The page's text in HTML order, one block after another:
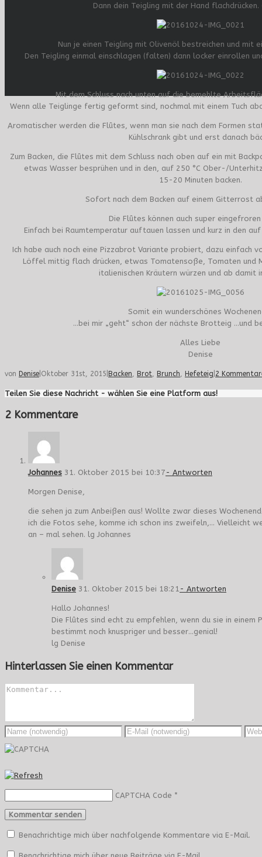
Dann dein Teigling mit der Hand flachdrücken.
Nun je einen Teigling mit Olivenöl bestreichen und mit
Den Teigling einmal einschlagen (falten) dann locker einrollen
Mit dem Schluss nach unten auf die bemehlte
Wenn alle Teiglinge fertig geformt sind, nochmal mit einem Tuch
Aromatischer werden die Flûtes, wenn man sie nach dem Formen
Kühlschrank gibt und erst danach
Zum Backen, die Flûtes mit dem Schluss nach oben auf ein mit
etwas Wasser besprühen und in den, auf 250 °C Ober-/
15-20 Minuten backen.
Sofort nach dem Backen auf einem Gitterrost
Die Flûtes können auch super
Einfach bei Raumtemperatur auftauen lassen und kurz in den
Ich habe auch noch eine Pizzabrot Variante probiert, dazu einfach
Löffel mittig flach drücken, etwas Tomatensoße, Tomaten und
italienischen Kräutern würzen und ab damit
Somit ein wunderschönes
…bei mir „geht“ schon der nächste Brotteig …und
Alles Liebe
Denise
von Denise Oktober 31st, 2015 Backen, Brot, Brunch, Hefeteig 2
Teilen Sie diese Nachricht - wählen Sie eine Platform aus!
2 Kommentare
Johannes 31. Oktober 2015 bei 10:37 - Antworten
Morgen Denise,
die sehen ja zum Anbeißen aus! Wollte zwar dieses
ich die Fotos sehe, komme ich schon ins zweifeln,… Vielleicht
an – mal sehen. lg Johannes
Denise 31. Oktober 2015 bei 18:21 - Antworten
Hallo Johannes!
Die Flûtes sind echt zu empfehlen, wenn du sie in einem
bestimmt noch knuspriger und besser…genial!
lg Denise
Hinterlassen Sie einen Kommentar
CAPTCHA Code *
Benachrichtige mich über nachfolgende Kommentare via E-Mail.